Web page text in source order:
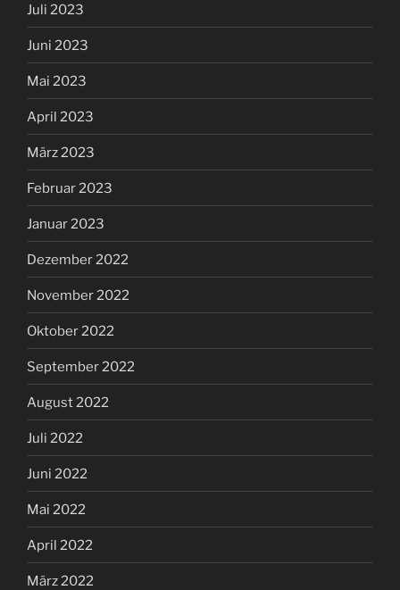
Juli 2023
Juni 2023
Mai 2023
April 2023
März 2023
Februar 2023
Januar 2023
Dezember 2022
November 2022
Oktober 2022
September 2022
August 2022
Juli 2022
Juni 2022
Mai 2022
April 2022
März 2022